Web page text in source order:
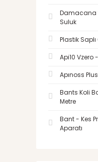
Damacana
Suluk
Plastik
Api10 Vzero
Apınoss
Bants Koli
Metre
Bant - Kes
Aparatı